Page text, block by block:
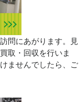
問にあがります。見
取・回収を行いま
ませんでしたら、ご